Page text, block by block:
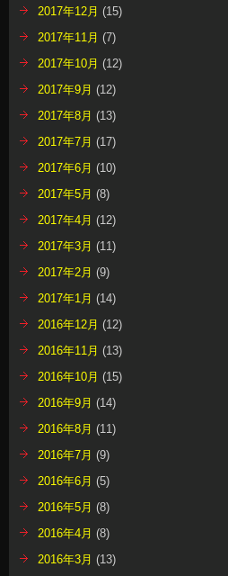
2017年12月 (15)
2017年11月 (7)
2017年10月 (12)
2017年9月 (12)
2017年8月 (13)
2017年7月 (17)
2017年6月 (10)
2017年5月 (8)
2017年4月 (12)
2017年3月 (11)
2017年2月 (9)
2017年1月 (14)
2016年12月 (12)
2016年11月 (13)
2016年10月 (15)
2016年9月 (14)
2016年8月 (11)
2016年7月 (9)
2016年6月 (5)
2016年5月 (8)
2016年4月 (8)
2016年3月 (13)